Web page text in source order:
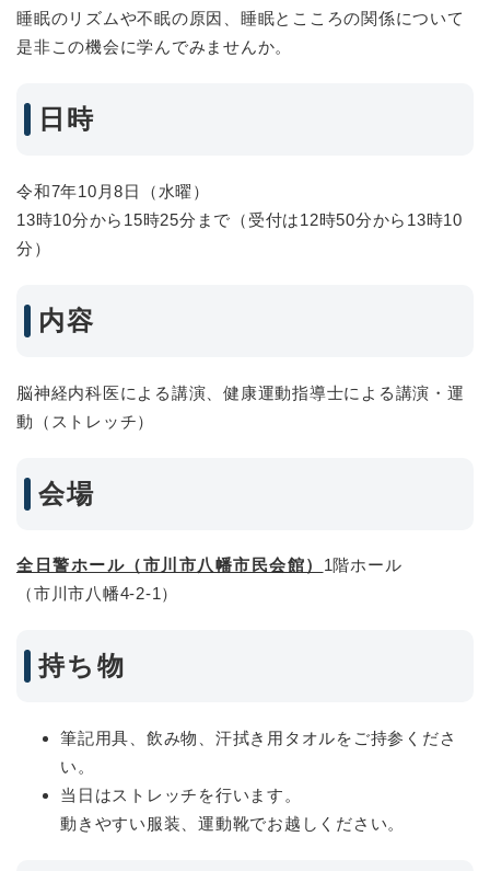
睡眠のリズムや不眠の原因、睡眠とこころの関係について
是非この機会に学んでみませんか。
日時
令和7年10月8日（水曜）
13時10分から15時25分まで（受付は12時50分から13時10
分）
内容
脳神経内科医による講演、健康運動指導士による講演・運
動（ストレッチ）
会場
全日警ホール（市川市八幡市民会館） 1階ホール
（市川市八幡4-2-1）
持ち物
筆記用具、飲み物、汗拭き用タオルをご持参くださ
い。
当日はストレッチを行います。
動きやすい服装、運動靴でお越しください。